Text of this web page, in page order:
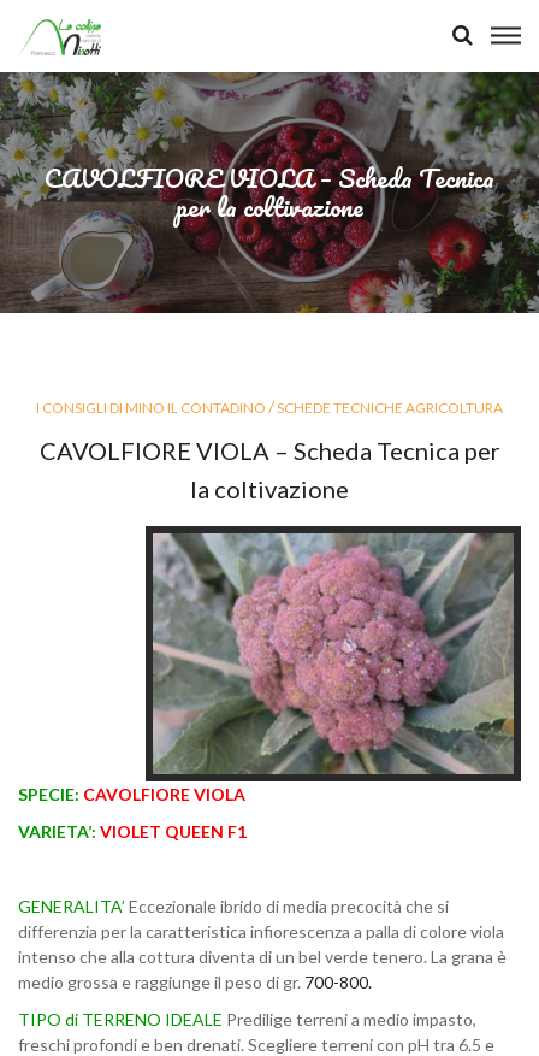
CAVOLFIORE VIOLA – Scheda Tecnica
per la coltivazione
I CONSIGLI DI MINO IL CONTADINO /SCHEDE TECNICHE AGRICOLTURA
CAVOLFIORE VIOLA – Scheda Tecnica per
la coltivazione
SPECIE: CAVOLFIORE VIOLA
VARIETA’: VIOLET QUEEN F1
GENERALITA’ Eccezionale ibrido di media precocità che si
differenzia per la caratteristica infiorescenza a palla di colore viola
intenso che alla cottura diventa di un bel verde tenero. La grana è
medio grossa e raggiunge il peso di gr. 700-800.
TIPO di TERRENO IDEALE Predilige terreni a medio impasto,
freschi profondi e ben drenati. Scegliere terreni con pH tra 6.5 e